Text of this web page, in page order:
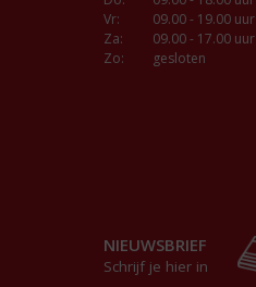
Vr:
09.00 - 19.00 uur
Za:
09.00 - 17.00 uur
Zo:
gesloten
NIEUWSBRIEF
Schrijf je hier in